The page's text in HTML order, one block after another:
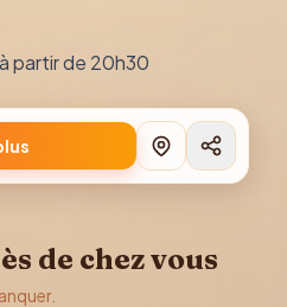
partir de 20h30
de chez vous